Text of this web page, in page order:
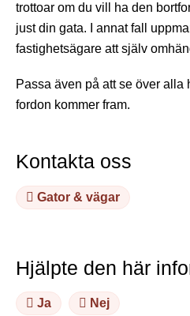
trottoar om du vill ha den
just din gata. I annat fall
fastighetsägare att själv
Passa även på att se över alla
fordon kommer fram.
Kontakta oss
Gator & vägar
Hjälpte den här
Ja Nej